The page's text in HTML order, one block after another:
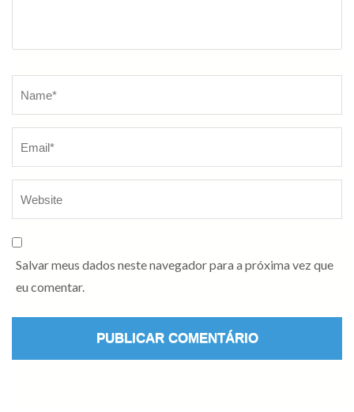
Salvar meus dados neste navegador para a próxima vez que
eu comentar.